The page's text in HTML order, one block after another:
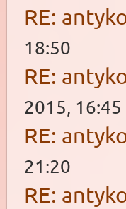
RE:
18:50
RE:
2015, 16:45
RE:
21:20
RE: